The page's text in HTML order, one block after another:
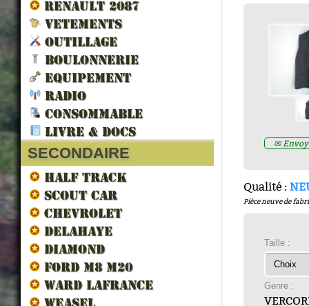
RENAULT 2087
VETEMENTS
OUTILLAGE
BOULONNERIE
EQUIPEMENT
RADIO
CONSOMMABLE
LIVRE & DOCS
SECONDAIRE
HALF TRACK
SCOUT CAR
CHEVROLET
DELAHAYE
DIAMOND
FORD M8 M20
WARD LAFRANCE
WEASEL
✉
Qualité :
Pièce neuve de
Taille :
Genre :
LES VEHICULES ALLIES DE
LIBERATION par francois
Prix : 16.67€ HT